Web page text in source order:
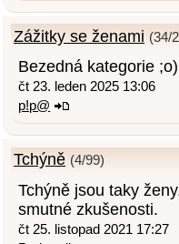
Zážitky se ženami (34/
Bezedná kategorie ;o)
čt 23. leden 2025 13:06
p!p@
Tchýně (4/99)
Tchýně jsou taky
smutné zkušenosti.
čt 25. listopad 2021 17:27